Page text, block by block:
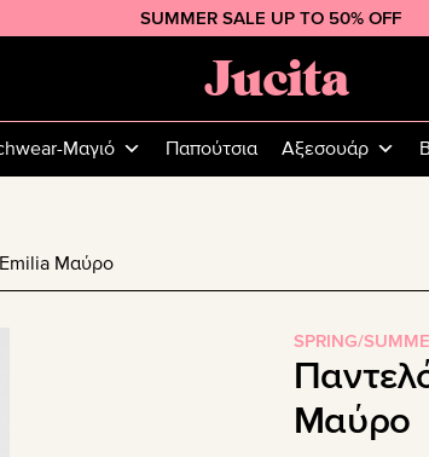
SUMMER SALE UP TO 50% OFF
Jucita
Plus
Size
Μαγιό Παπούτσια Αξεσουάρ
Μαύρο
SPRING/
Μαύρο